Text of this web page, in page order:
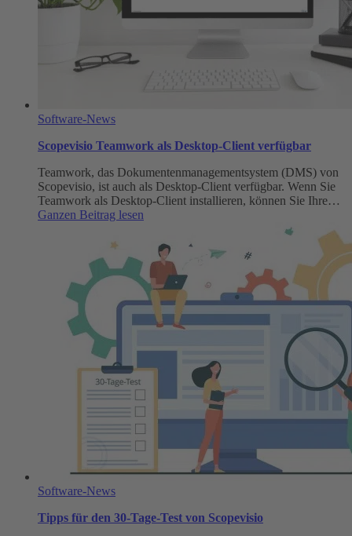
Software-News
Scopevisio Teamwork als Desktop-Client verfügbar
Teamwork, das Dokumentenmanagementsystem (DMS) von
Scopevisio, ist auch als Desktop-Client verfügbar. Wenn Sie
Teamwork als Desktop-Client installieren, können Sie Ihre…
Ganzen Beitrag lesen
Teamwork
Desktop-
Client
verfügbar
Software-News
Tipps für den 30-Tage-Test von Scopevisio